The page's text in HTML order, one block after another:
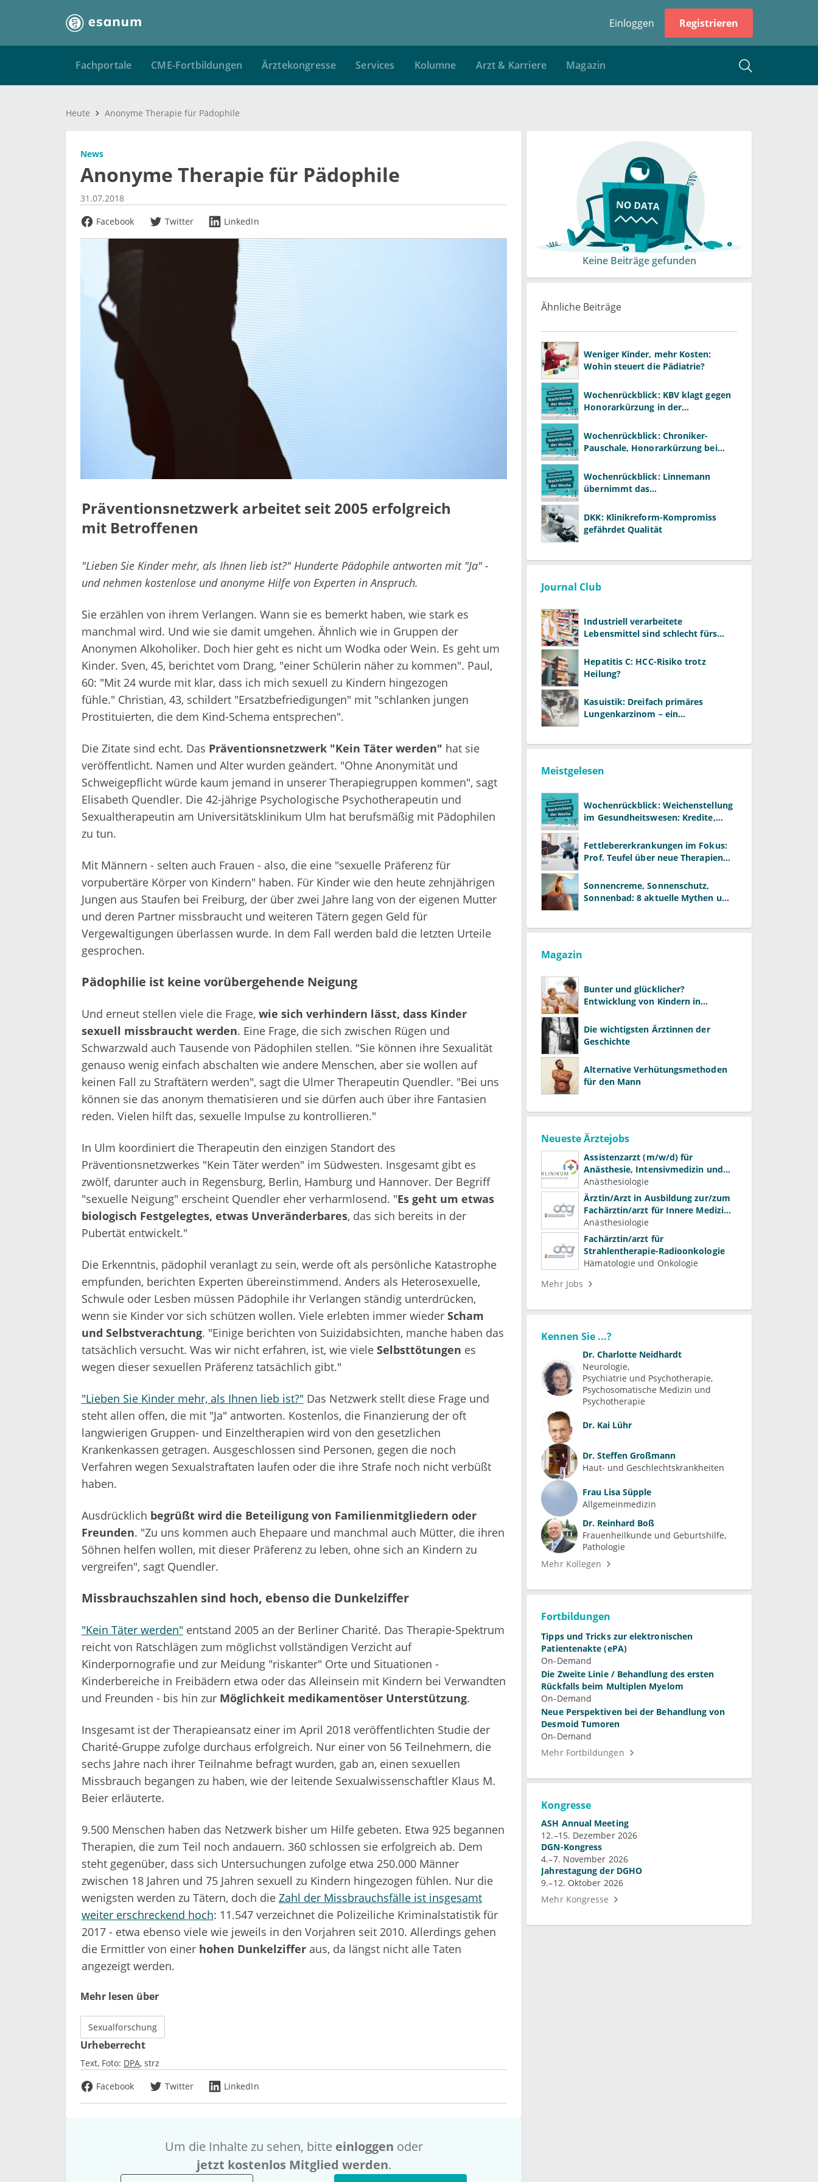
Einloggen Registrieren
Fachportale CME-Fortbildungen Ärztekongresse Services Kolumne Arzt & Karriere Magazin
Heute Anonyme Therapie für Pädophile
News
Anonyme Therapie für Pädophile
31.07.2018
Facebook
Twitter LinkedIn
Präventionsnetzwerk arbeitet seit 2005 erfolgreich
mit Betroffenen
"Lieben Sie Kinder mehr, als Ihnen lieb ist?" Hunderte Pädophile antworten mit "Ja" -
und nehmen kostenlose und anonyme Hilfe von Experten in Anspruch.
Sie erzählen von ihrem Verlangen. Wann sie es bemerkt haben, wie stark es
manchmal wird. Und wie sie damit umgehen. Ähnlich wie in Gruppen der
Anonymen Alkoholiker. Doch hier geht es nicht um Wodka oder Wein. Es geht um
Kinder. Sven, 45, berichtet vom Drang, "einer Schülerin näher zu kommen". Paul,
60: "Mit 24 wurde mit klar, dass ich mich sexuell zu Kindern hingezogen
fühle." Christian, 43, schildert "Ersatzbefriedigungen" mit "schlanken jungen
Prostituierten, die dem Kind-Schema entsprechen".
Die Zitate sind echt. Das Präventionsnetzwerk "Kein Täter werden" hat sie
veröffentlicht. Namen und Alter wurden geändert. "Ohne Anonymität und
Schweigepflicht würde kaum jemand in unserer Therapiegruppen kommen", sagt
Elisabeth Quendler. Die 42-jährige Psychologische Psychotherapeutin und
Sexualtherapeutin am Universitätsklinikum Ulm hat berufsmäßig mit Pädophilen
zu tun.
Mit Männern - selten auch Frauen - also, die eine "sexuelle Präferenz für
vorpubertäre Körper von Kindern" haben. Für Kinder wie den heute zehnjährigen
Jungen aus Staufen bei Freiburg, der über zwei Jahre lang von der eigenen Mutter
und deren Partner missbraucht und weiteren Tätern gegen Geld für
Vergewaltigungen überlassen wurde. In dem Fall werden bald die letzten Urteile
gesprochen.
Pädophilie ist keine vorübergehende Neigung
Und erneut stellen viele die Frage, wie sich verhindern lässt, dass Kinder
sexuell missbraucht werden. Eine Frage, die sich zwischen Rügen und
Schwarzwald auch Tausende von Pädophilen stellen. "Sie können ihre Sexualität
genauso wenig einfach abschalten wie andere Menschen, aber sie wollen auf
keinen Fall zu Straftätern werden", sagt die Ulmer Therapeutin Quendler. "Bei uns
können sie das anonym thematisieren und sie dürfen auch über ihre Fantasien
reden. Vielen hilft das, sexuelle Impulse zu kontrollieren."
In Ulm koordiniert die Therapeutin den einzigen Standort des
Präventionsnetzwerkes "Kein Täter werden" im Südwesten. Insgesamt gibt es
zwölf, darunter auch in Regensburg, Berlin, Hamburg und Hannover. Der Begriff
"sexuelle Neigung" erscheint Quendler eher verharmlosend. "Es geht um etwas
biologisch Festgelegtes, etwas Unveränderbares, das sich bereits in der
Pubertät entwickelt."
Die Erkenntnis, pädophil veranlagt zu sein, werde oft als persönliche Katastrophe
empfunden, berichten Experten übereinstimmend. Anders als Heterosexuelle,
Schwule oder Lesben müssen Pädophile ihr Verlangen ständig unterdrücken,
wenn sie Kinder vor sich schützen wollen. Viele erlebten immer wieder Scham
und Selbstverachtung. "Einige berichten von Suizidabsichten, manche haben das
tatsächlich versucht. Was wir nicht erfahren, ist, wie viele Selbsttötungen es
wegen dieser sexuellen Präferenz tatsächlich gibt."
"Lieben Sie Kinder mehr, als Ihnen lieb ist?" Das Netzwerk stellt diese Frage und
steht allen offen, die mit "Ja" antworten. Kostenlos, die Finanzierung der oft
langwierigen Gruppen- und Einzeltherapien wird von den gesetzlichen
Krankenkassen getragen. Ausgeschlossen sind Personen, gegen die noch
Verfahren wegen Sexualstraftaten laufen oder die ihre Strafe noch nicht verbüßt
haben.
Ausdrücklich begrüßt wird die Beteiligung von Familienmitgliedern oder
Freunden. "Zu uns kommen auch Ehepaare und manchmal auch Mütter, die ihren
Söhnen helfen wollen, mit dieser Präferenz zu leben, ohne sich an Kindern zu
vergreifen", sagt Quendler.
Missbrauchszahlen sind hoch, ebenso die Dunkelziffer
"Kein Täter werden" entstand 2005 an der Berliner Charité. Das Therapie-Spektrum
reicht von Ratschlägen zum möglichst vollständigen Verzicht auf
Kinderpornografie und zur Meidung "riskanter" Orte und Situationen -
Kinderbereiche in Freibädern etwa oder das Alleinsein mit Kindern bei Verwandten
und Freunden - bis hin zur Möglichkeit medikamentöser Unterstützung.
Insgesamt ist der Therapieansatz einer im April 2018 veröffentlichten Studie der
Charité-Gruppe zufolge durchaus erfolgreich. Nur einer von 56 Teilnehmern, die
sechs Jahre nach ihrer Teilnahme befragt wurden, gab an, einen sexuellen
Missbrauch begangen zu haben, wie der leitende Sexualwissenschaftler Klaus M.
Beier erläuterte.
9.500 Menschen haben das Netzwerk bisher um Hilfe gebeten. Etwa 925 begannen
Therapien, die zum Teil noch andauern. 360 schlossen sie erfolgreich ab. Dem
steht gegenüber, dass sich Untersuchungen zufolge etwa 250.000 Männer
zwischen 18 Jahren und 75 Jahren sexuell zu Kindern hingezogen fühlen. Nur die
wenigsten werden zu Tätern, doch die Zahl der Missbrauchsfälle ist insgesamt
weiter erschreckend hoch: 11.547 verzeichnet die Polizeiliche Kriminalstatistik für
2017 - etwa ebenso viele wie jeweils in den Vorjahren seit 2010. Allerdings gehen
die Ermittler von einer hohen Dunkelzifferaus, da längst nicht alle Taten
angezeigt werden.
Mehr lesen über
Sexualforschung
Urheberrecht
Text, Foto: DPA strz
Facebook
Twitter LinkedIn
Um die Inhalte zu sehen, bitte einloggen oder
jetzt kostenlos Mitglied werden.
Keine Beiträge gefunden
Ähnliche Beiträge
Weniger Kinder, mehr Kosten:
Wohin steuert die Pädiatrie?
Wochenrückblick: KBV klagt gegen
Honorarkürzung in der
Wochenrückblick: Chroniker-
Pauschale, Honorarkürzung bei
Wochenrückblick: Linnemann
übernimmt das
Warken
DKK: Klinikreform-Kompromiss
gefährdet Qualität
Journal Club
Industriell verarbeitete
Lebensmittel sind schlecht fürs
Hepatitis C: HCC-Risiko trotz
Heilung?
Kasuistik: Dreifach primäres
Lungenkarzinom – ein
Meistgelesen
Wochenrückblick: Weichenstellung
im Gesundheitswesen: Kredite,
Fettlebererkrankungen im Fokus:
Prof. Teufel über neue Therapien
Sonnencreme, Sonnenschutz,
Sonnenbad: 8 aktuelle Mythen und
Magazin
Bunter und glücklicher?
Entwicklung von Kindern in
Die wichtigsten Ärztinnen der
Geschichte
Alternative Verhütungsmethoden
für den Mann
Neueste Ärztejobs
Assistenzarzt (m/w/d) für
Anästhesie, Intensivmedizin und
Schmerztherapie
Anästhesiologie
Ärztin/Arzt in Ausbildung zur/zum
Fachärztin/arzt für Innere Medizin
(Kardiologie, Nephrologie,
Intensivmedizin)
Anästhesiologie
Fachärztin/arzt für
Strahlentherapie-Radioonkologie
Hämatologie und Onkologie
Mehr Jobs
Kennen Sie ...?
Dr. Charlotte Neidhardt
Neurologie
Psychiatrie und Psychotherapie
Psychosomatische Medizin und
Psychotherapie
Dr. Kai Lühr
Dr. Steffen Großmann
Haut- und Geschlechtskrankheiten
Frau Lisa Süpple
Allgemeinmedizin
Dr. Reinhard Boß
Frauenheilkunde und Geburtshilfe
Pathologie
Mehr Kollegen
Fortbildungen
Tipps und Tricks zur elektronischen
Patientenakte (ePA)
On-Demand
Die Zweite Linie / Behandlung des ersten
Rückfalls beim Multiplen Myelom
On-Demand
Neue Perspektiven bei der Behandlung von
Desmoid Tumoren
On-Demand
Mehr Fortbildungen
Kongresse
ASH Annual Meeting
12.–15. Dezember 2026
DGN-Kongress
4.–7. November 2026
Jahrestagung der DGHO
9.–12. Oktober 2026
Mehr Kongresse